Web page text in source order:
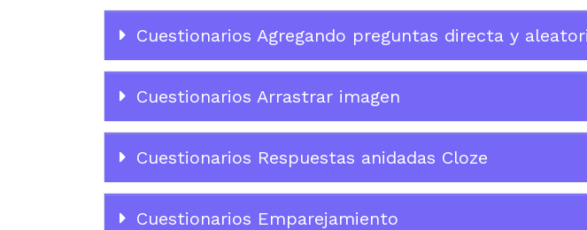
Cuestionarios Agregando preguntas directa y
Cuestionarios Arrastrar imagen
Cuestionarios Respuestas anidadas Cloze
Cuestionarios Emparejamiento